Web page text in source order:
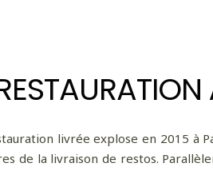
livrée explose en 2015 à
de la livraison de restos.